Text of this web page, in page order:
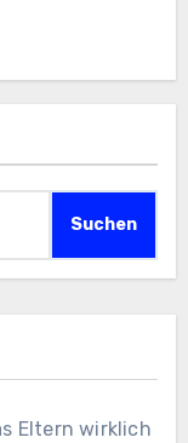
Suchen
Eltern wirklich